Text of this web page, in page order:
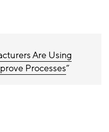
Are Using
Processes